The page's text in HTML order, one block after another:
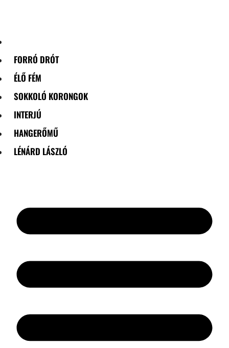
FORRÓ DRÓT
ÉLŐ FÉM
SOKKOLÓ KORONGOK
INTERJÚ
HANGERŐMŰ
LÉNÁRD LÁSZLÓ